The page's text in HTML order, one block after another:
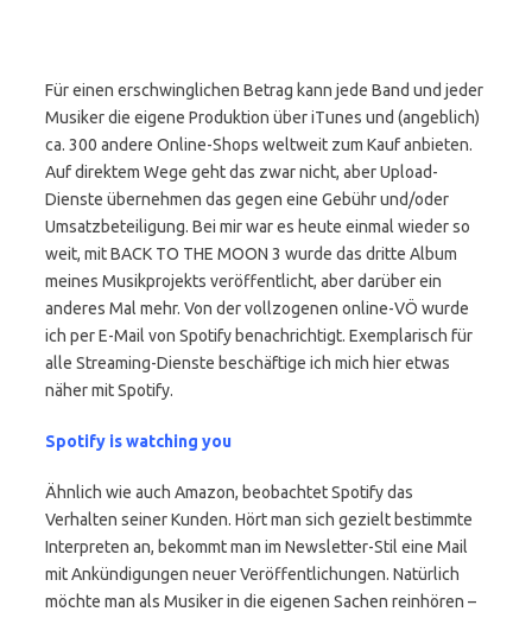
Für einen erschwinglichen Betrag kann jede Band und jeder
Musiker die eigene Produktion über iTunes und (angeblich)
ca. 300 andere Online-Shops weltweit zum Kauf anbieten.
Auf direktem Wege geht das zwar nicht, aber Upload-
Dienste übernehmen das gegen eine Gebühr und/oder
Umsatzbeteiligung. Bei mir war es heute einmal wieder so
weit, mit BACK TO THE MOON 3 wurde das dritte Album
meines Musikprojekts veröffentlicht, aber darüber ein
anderes Mal mehr. Von der vollzogenen online-VÖ wurde
ich per E-Mail von Spotify benachrichtigt. Exemplarisch für
alle Streaming-Dienste beschäftige ich mich hier etwas
näher mit Spotify.
Spotify is watching you
Ähnlich wie auch Amazon, beobachtet Spotify das
Verhalten seiner Kunden. Hört man sich gezielt bestimmte
Interpreten an, bekommt man im Newsletter-Stil eine Mail
mit Ankündigungen neuer Veröffentlichungen. Natürlich
möchte man als Musiker in die eigenen Sachen reinhören –